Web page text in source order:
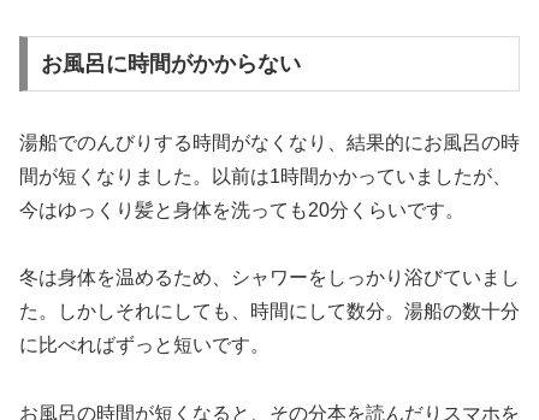
お風呂に時間がかからない
湯船でのんびりする時間がなくなり、結果的にお風呂の時
間が短くなりました。以前は1時間かかっていましたが、
今はゆっくり髪と身体を洗っても20分くらいです。
冬は身体を温めるため、シャワーをしっかり浴びていまし
た。しかしそれにしても、時間にして数分。湯船の数十分
に比べればずっと短いです。
お風呂の時間が短くなると、その分本を読んだりスマホを